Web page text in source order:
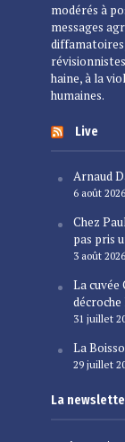
modérés à
messages
haine, à la
humaines.
Live
Arnaud
6 août 2026
Chez
pas pris
3 août 2026
La
31 juillet
La
29 juillet
La